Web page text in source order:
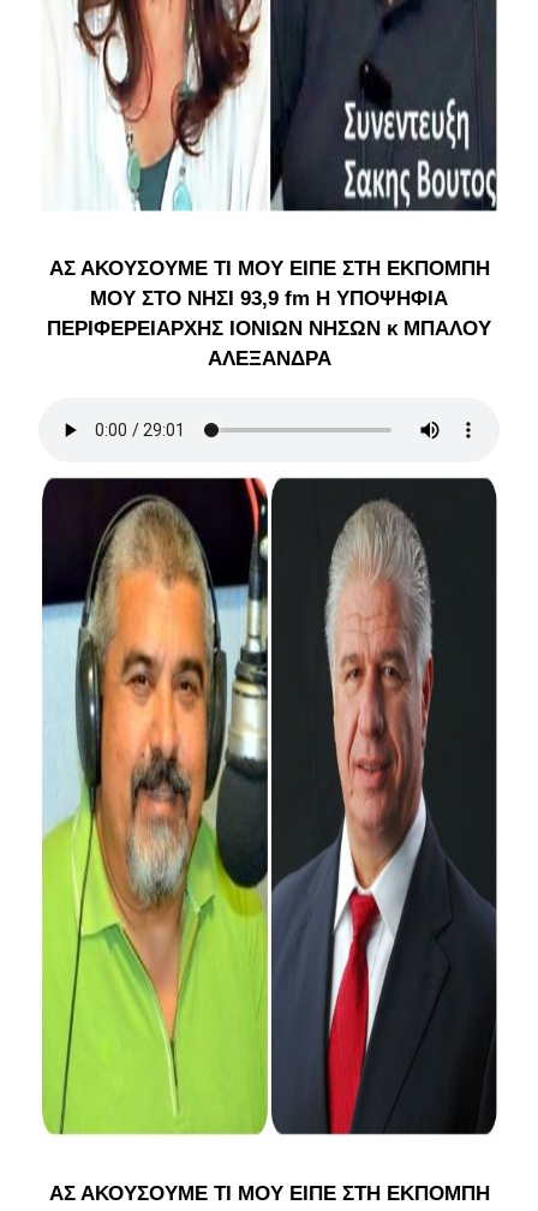
ΑΣ ΑΚΟΥΣΟΥΜΕ ΤΙ ΜΟΥ ΕΙΠΕ ΣΤΗ ΕΚΠΟΜΠΗ
ΜΟΥ ΣΤΟ ΝΗΣΙ 93,9 fm Η ΥΠΟΨΗΦΙΑ
ΠΕΡΙΦΕΡΕΙΑΡΧΗΣ ΙΟΝΙΩΝ ΝΗΣΩΝ κ ΜΠΑΛΟΥ
ΑΛΕΞΑΝΔΡΑ
ΑΣ ΑΚΟΥΣΟΥΜΕ ΤΙ ΜΟΥ ΕΙΠΕ ΣΤΗ ΕΚΠΟΜΠΗ